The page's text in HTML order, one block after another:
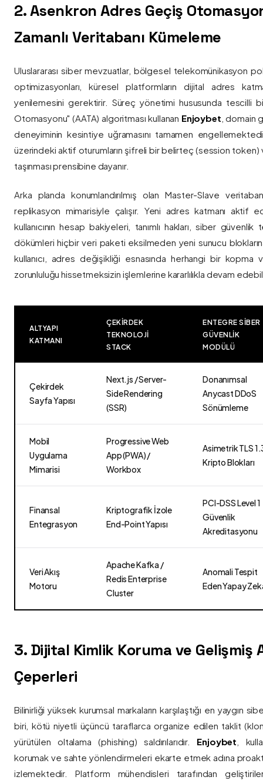
2. Asenkron Adres Geçiş
Zamanlı Veritabanı Kümeleme
Uluslararası siber mevzuatlar, bölgesel telekomünikasyon
optimizasyonları, küresel platformların dijital adres
yenilemesini gerektirir. Süreç yönetimi hususunda tescilli
Otomasyonu" (AATA) algoritması kullanan Enjoybet , domain
deneyiminin kesintiye uğramasını tamamen
üzerindeki aktif oturumların şifreli bir belirteç (session token)
taşınması prensibine dayanır.
Arka planda konumlandırılmış olan Master-Slave
replikasyon mimarisiyle çalışır. Yeni adres katmanı aktif
kullanıcının hesap bakiyeleri, tanımlı hakları, siber
dökümleri hiçbir veri paketi eksilmeden yeni sunucu
kullanıcı, adres değişikliği esnasında herhangi bir
zorunluluğu hissetmeksizin işlemlerine kararlılıkla devam
ALTYAPI
KATMANI
ÇEKIRDEK
TEKNOLOJI
STACK
ENTEGRE SIBER
GÜVENLIK
MODÜLÜ
Çekirdek
Sayfa Yapısı
Next.js / Server-
Side Rendering
(SSR)
Donanımsal
Anycast DDoS
Sönümleme
Mobil
Uygulama
Mimarisi
Progressive Web
App (PWA) /
Workbox
Asimetrik TLS
Kripto Blokları
Finansal
Entegrasyon
Kriptografik İzole
End-Point Yapısı
PCI-DSS Level 1
Güvenlik
Akreditasyonu
Veri Akış
Motoru
Apache Kafka /
Redis Enterprise
Cluster
Anomali Tespit
Eden Yapay
3. Dijital Kimlik Koruma ve Gelişmiş
Çeperleri
Bilinirliği yüksek kurumsal markaların karşılaştığı en yaygın
biri, kötü niyetli üçüncü taraflarca organize edilen taklit
yürütülen oltalama (phishing) saldırılarıdır. Enjoybet ,
korumak ve sahte yönlendirmeleri ekarte etmek adına
izlemektedir. Platform mühendisleri tarafından